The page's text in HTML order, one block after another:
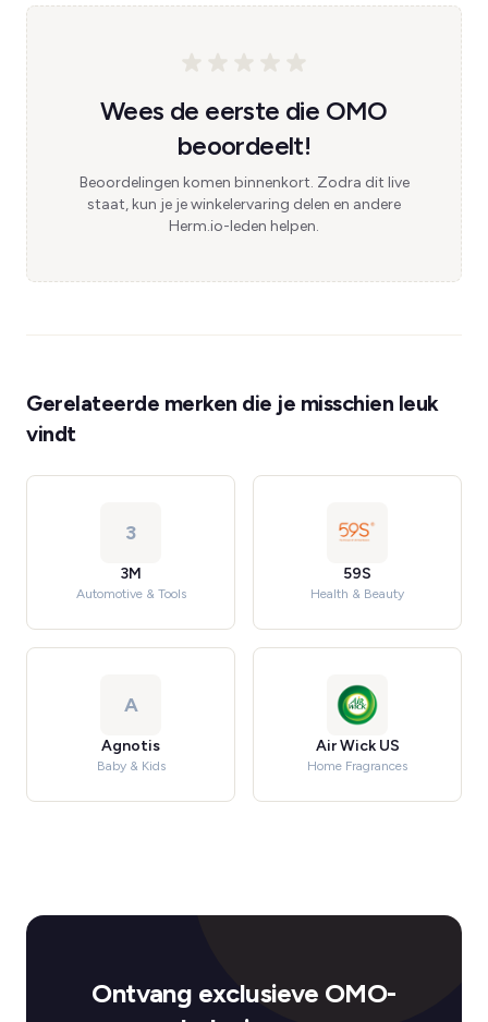
Wees de eerste die OMO
beoordeelt!
Beoordelingen komen binnenkort. Zodra dit live
staat, kun je je winkelervaring delen en andere
Herm.io-leden helpen.
Gerelateerde merken die je misschien leuk
vindt
3
3M
Automotive & Tools
59S
Health & Beauty
A
Agnotis
Baby & Kids
Air Wick US
Home Fragrances
Ontvang exclusieve OMO-